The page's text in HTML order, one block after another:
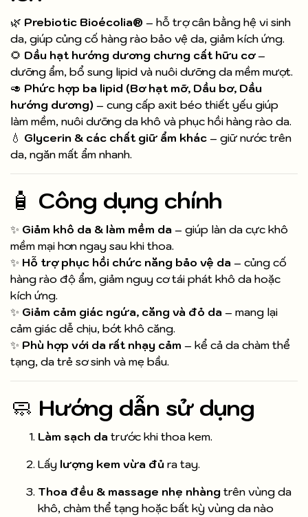
🌿 Prebiotic Bioécolia® – hỗ trợ cân bằng hệ vi sinh
da, giúp củng cố hàng rào bảo vệ da, giảm kích ứng.
🌻 Dầu hạt hướng dương chưng cất hữu cơ–
dưỡng ẩm, bổ sung lipid và nuôi dưỡng da mềm mượt.
🥑 Phức hợp ba lipid (Bơ hạt mỡ, Dầu bơ, Dầu
hướng dương) – cung cấp axit béo thiết yếu giúp
làm mềm, nuôi dưỡng da khô và phục hồi hàng rào da.
💧 Glycerin & các chất giữ ẩm khác – giữ nước trên
da, ngăn mất ẩm nhanh.
🧴 Công dụng chính
✨ Giảm khô da & làm mềm da – giúp làn da cực khô
mềm mại hơn ngay sau khi thoa.
✨ Hỗ trợ phục hồi chức năng bảo vệ da – củng cố
hàng rào độ ẩm, giảm nguy cơ tái phát khô da hoặc
kích ứng.
✨ Giảm cảm giác ngứa, căng và đỏ da – mang lại
cảm giác dễ chịu, bớt khô căng.
✨ Phù hợp với da rất nhạy cảm – kể cả da chàm thể
tạng, da trẻ sơ sinh và mẹ bầu.
🧼 Hướng dẫn sử dụng
Làm sạch da trước khi thoa kem.
Lấy lượng kem vừa đủ ra tay.
Thoa đều & massage nhẹ nhàng trên vùng da
khô, chàm thể tạng hoặc bất kỳ vùng da nào